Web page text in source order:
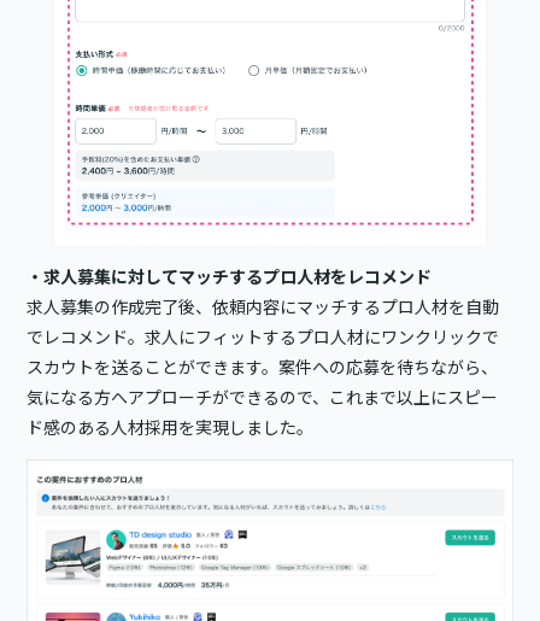
・求人募集に対してマッチするプロ人材をレコメンド
求人募集の作成完了後、依頼内容にマッチするプロ人材を自動
でレコメンド。求人にフィットするプロ人材にワンクリックで
スカウトを送ることができます。案件への応募を待ちながら、
気になる方へアプローチができるので、これまで以上にスピー
ド感のある人材採用を実現しました。